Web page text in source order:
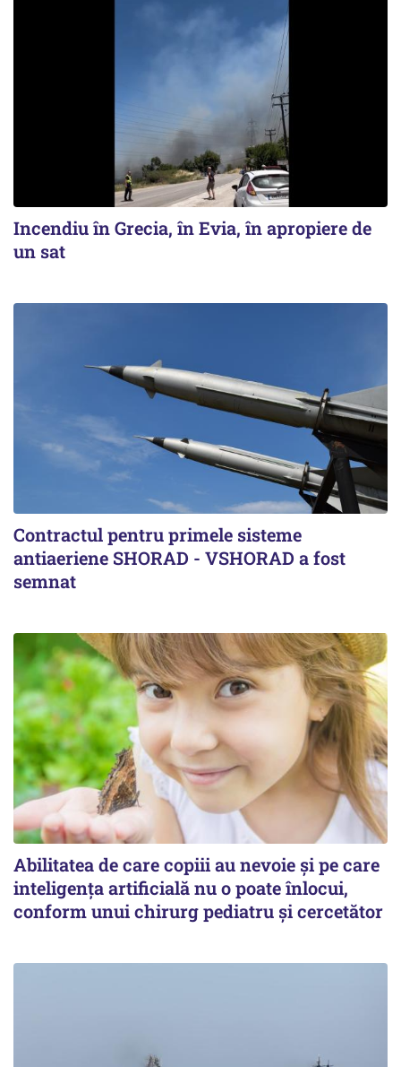
Incendiu în Grecia, în Evia, în apropiere de
un sat
Contractul pentru primele sisteme
antiaeriene SHORAD - VSHORAD a fost
semnat
Abilitatea de care copiii au nevoie și pe care
inteligența artificială nu o poate înlocui,
conform unui chirurg pediatru și cercetător